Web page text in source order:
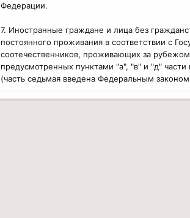
Федерации.
7. Иностранные граждане и лица без
постоянного проживания в соответствии с
соотечественников, проживающих за
предусмотренных пунктами "а", "в" и "д"
(часть седьмая введена Федеральным